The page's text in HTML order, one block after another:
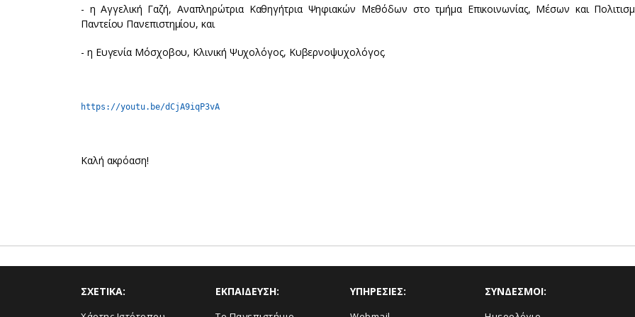
- η Αγγελική Γαζή, Αναπληρώτρια Καθηγήτρια Ψηφιακών Μεθόδων στο τμήμα Επικοινωνίας, Μέσων και
Παντείου Πανεπιστημίου, και
- η Ευγενία Μόσχοβου, Κλινική Ψυχολόγος, Κυβερνοψυχολόγος.
https://youtu.be/dCjA9iqP3vA
Καλή ακρόαση!
ΣΧΕΤΙΚΑ: ΕΚΠΑΙΔΕΥΣΗ: ΥΠΗΡΕΣΙΕΣ: ΣΥΝΔΕΣΜΟΙ: